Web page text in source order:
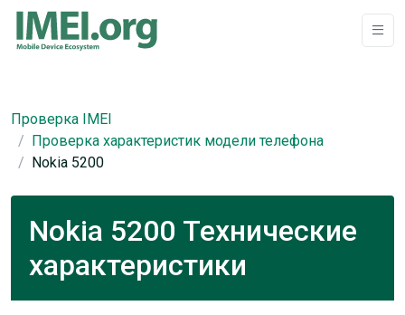
Проверка IMEI
Проверка характеристик модели телефона
Nokia 5200
Nokia 5200 Технические
характеристики